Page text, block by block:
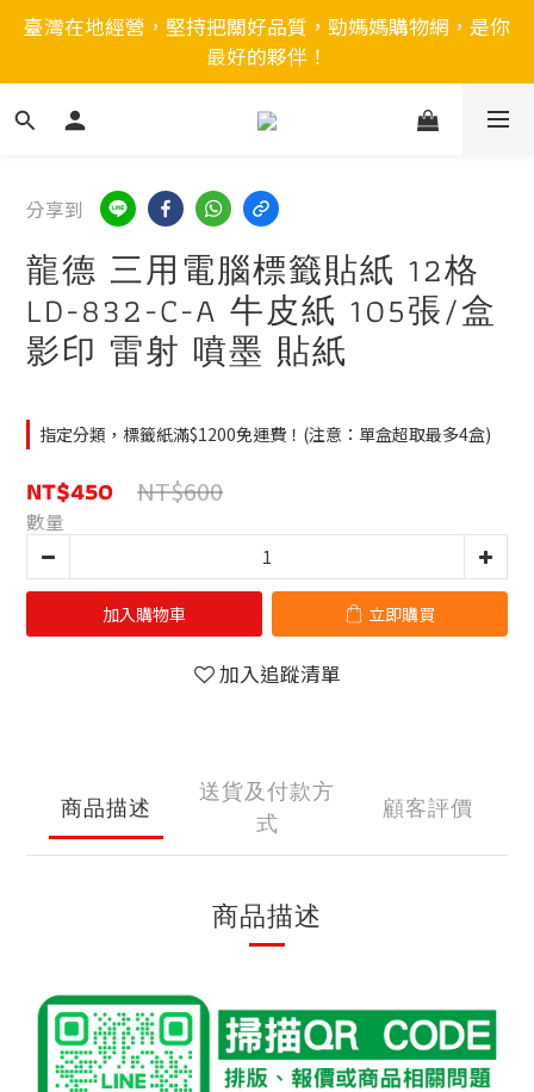
臺灣在地經營，堅持把關好品質，勁媽媽購物網，是你
最好的夥伴！
分享到
龍德 三用電腦標籤貼紙 12格
LD-832-C-A 牛皮紙 105張/盒
影印 雷射 噴墨 貼紙
指定分類，標籤紙滿$1200免運費！(注意：單盒超取最多4盒)
NT$450 NT$600
數量
加入購物車 立即購買
加入追蹤清單
商品描述
送貨及付款方
式
顧客評價
商品描述